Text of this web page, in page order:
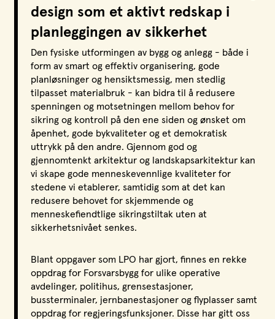
design som et aktivt redskap i
planleggingen av sikkerhet
Den fysiske utformingen av bygg og anlegg - både i
form av smart og effektiv organisering, gode
planløsninger og hensiktsmessig, men stedlig
tilpasset materialbruk - kan bidra til å redusere
spenningen og motsetningen mellom behov for
sikring og kontroll på den ene siden og ønsket om
åpenhet, gode bykvaliteter og et demokratisk
uttrykk på den andre. Gjennom god og
gjennomtenkt arkitektur og landskapsarkitektur kan
vi skape gode menneskevennlige kvaliteter for
stedene vi etablerer, samtidig som at det kan
redusere behovet for skjemmende og
menneskefiendtlige sikringstiltak uten at
sikkerhetsnivået senkes.
Blant oppgaver som LPO har gjort, finnes en rekke
oppdrag for Forsvarsbygg for ulike operative
avdelinger, politihus, grensestasjoner,
bussterminaler, jernbanestasjoner og flyplasser samt
oppdrag for regjeringsfunksjoner. Disse har gitt oss